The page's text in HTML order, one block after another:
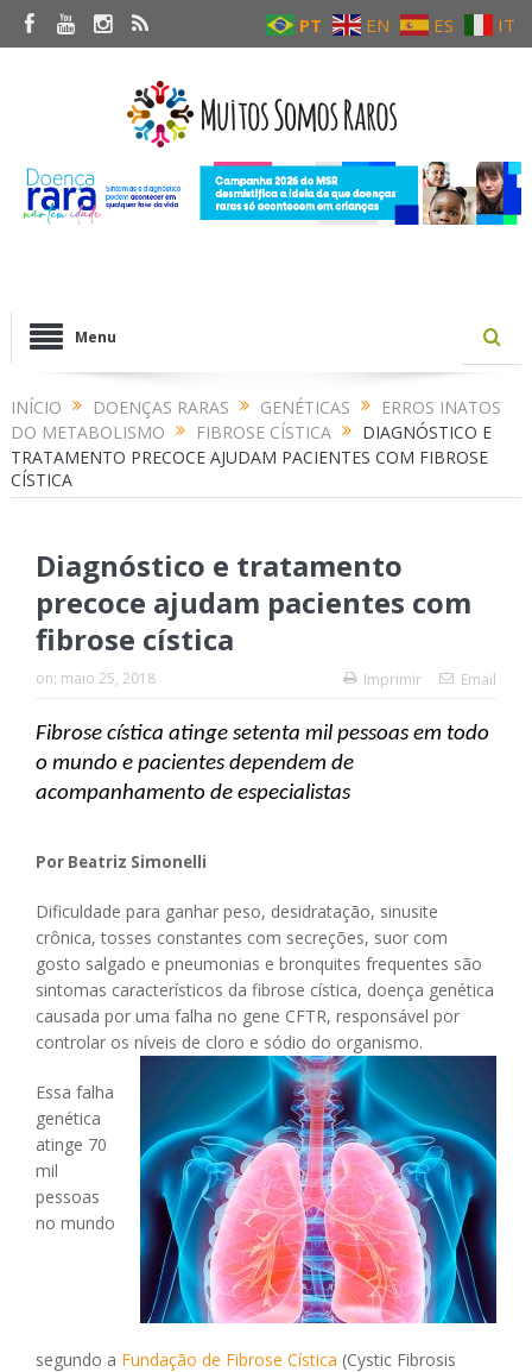
PT EN ES IT
Menu
INÍCIO DOENÇAS RARAS GENÉTICAS
ERROS INATOS
DO METABOLISMO
FIBROSE CÍSTICA
DIAGNÓSTICO E
TRATAMENTO PRECOCE AJUDAM PACIENTES COM FIBROSE
CÍSTICA
Diagnóstico e tratamento
precoce ajudam pacientes com
fibrose cística
on: maio 25, 2018 Imprimir Email
Fibrose cística atinge setenta mil pessoas em todo
o mundo e pacientes dependem de
acompanhamento de especialistas
Por Beatriz Simonelli
Dificuldade para ganhar peso, desidratação, sinusite
crônica, tosses constantes com secreções, suor com
gosto salgado e pneumonias e bronquites frequentes são
sintomas característicos da fibrose cística, doença genética
causada por uma falha no gene CFTR, responsável por
controlar os níveis de cloro e sódio do organismo.
Essa falha
genética
atinge 70
mil
pessoas
no mundo
segundo a Fundação de Fibrose Cística (Cystic Fibrosis